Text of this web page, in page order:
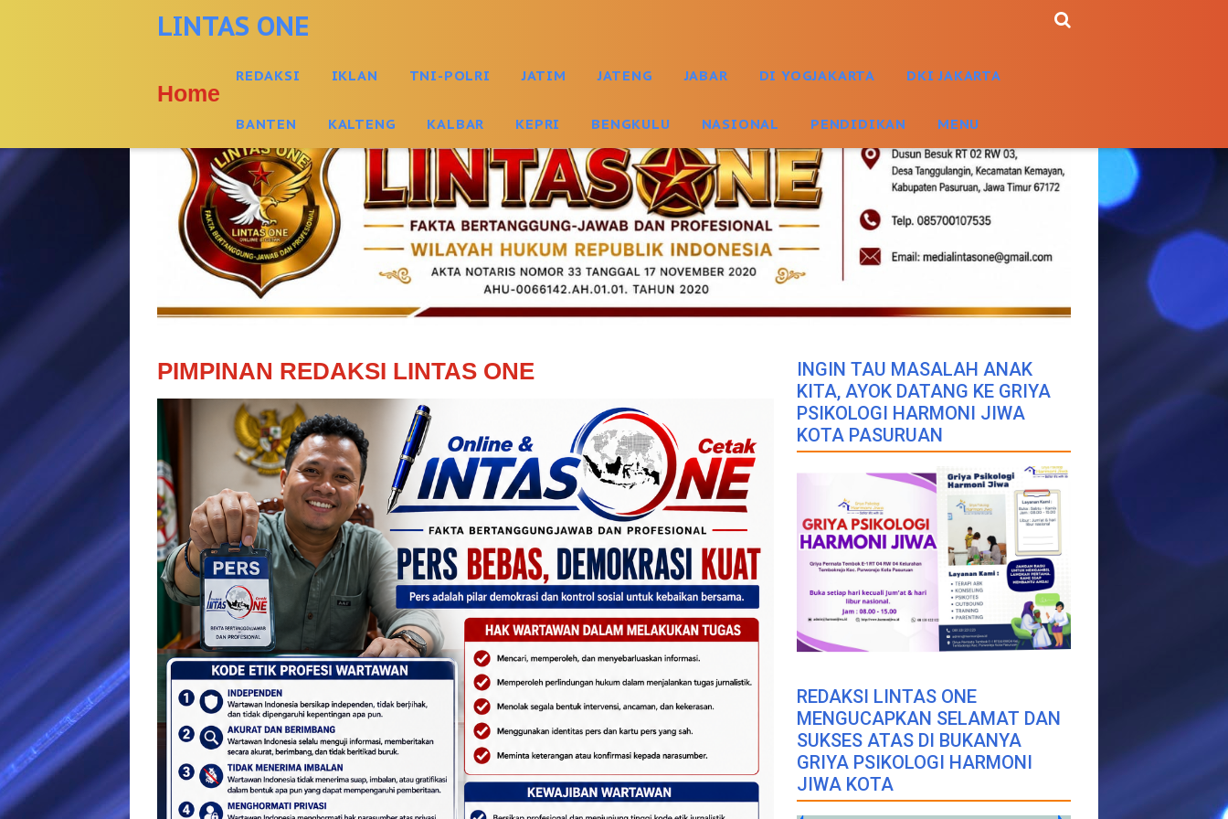
LINTAS ONE
Home
REDAKSI IKLAN TNI-POLRI JATIM JATENG JABAR DI YOGJAKARTA DKI JAKARTA
BANTEN KALTENG KALBAR KEPRI BENGKULU NASIONAL PENDIDIKAN MENU
PIMPINAN REDAKSI LINTAS ONE
INGIN TAU MASALAH ANAK
KITA, AYOK DATANG KE GRIYA
PSIKOLOGI HARMONI JIWA
KOTA PASURUAN
REDAKSI LINTAS ONE
MENGUCAPKAN SELAMAT DAN
SUKSES ATAS DI BUKANYA
GRIYA PSIKOLOGI HARMONI
JIWA KOTA